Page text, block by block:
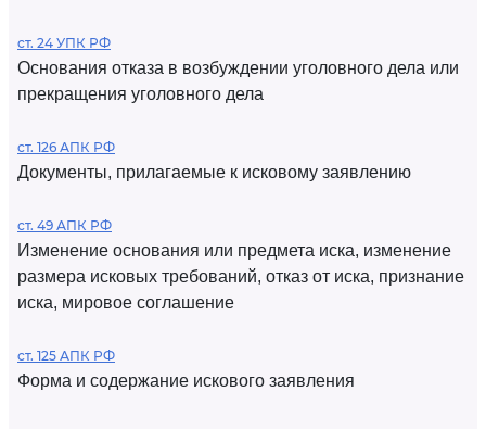
ст. 24 УПК РФ
Основания отказа в возбуждении уголовного дела или
прекращения уголовного дела
ст. 126 АПК РФ
Документы, прилагаемые к исковому заявлению
ст. 49 АПК РФ
Изменение основания или предмета иска, изменение
размера исковых требований, отказ от иска, признание
иска, мировое соглашение
ст. 125 АПК РФ
Форма и содержание искового заявления